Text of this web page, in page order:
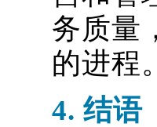
务质量
的进程
4. 结语